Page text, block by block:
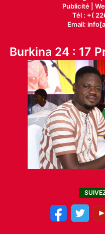
Publicité|
Tél : +(
Email:
Burkina 24 : 17